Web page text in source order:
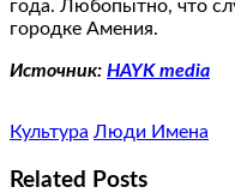
года. Любопытно, что
городке Амения.
Источник: HAYK media
Культура Люди Имена
Related Posts